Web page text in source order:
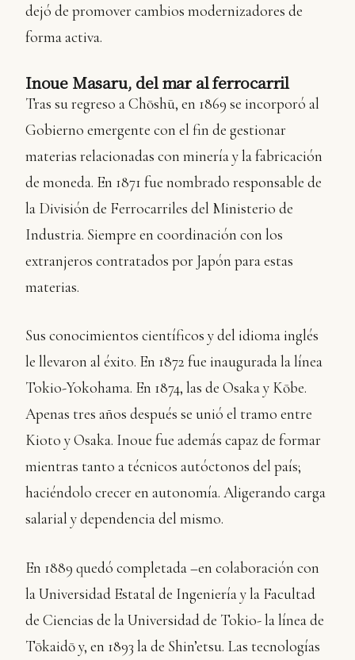
dejó de promover cambios modernizadores de
forma activa.
Inoue Masaru, del mar al ferrocarril
Tras su regreso a Chōshū, en 1869 se incorporó al
Gobierno emergente con el fin de gestionar
materias relacionadas con minería y la fabricación
de moneda. En 1871 fue nombrado responsable de
la División de Ferrocarriles del Ministerio de
Industria. Siempre en coordinación con los
extranjeros contratados por Japón para estas
materias.
Sus conocimientos científicos y del idioma inglés
le llevaron al éxito. En 1872 fue inaugurada la línea
Tokio-Yokohama. En 1874, las de Osaka y Kōbe.
Apenas tres años después se unió el tramo entre
Kioto y Osaka. Inoue fue además capaz de formar
mientras tanto a técnicos autóctonos del país;
haciéndolo crecer en autonomía. Aligerando carga
salarial y dependencia del mismo.
En 1889 quedó completada –en colaboración con
la Universidad Estatal de Ingeniería y la Facultad
de Ciencias de la Universidad de Tokio- la línea de
Tōkaidō y, en 1893 la de Shin’etsu. Las tecnologías